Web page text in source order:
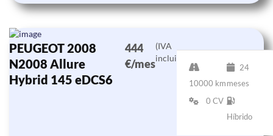
PEUGEOT 2008
N2008 Allure
Hybrid 145 eDCS6
444
€/mes
(IVA
incluido)
10000 km
24
meses
0 CV
Híbrido